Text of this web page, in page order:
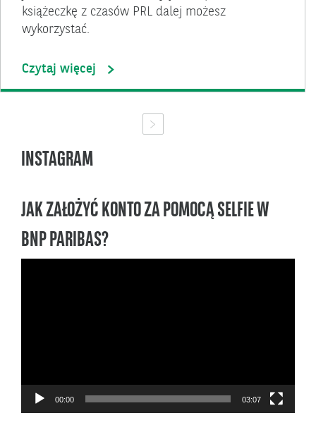
książeczkę z czasów PRL dalej możesz
wykorzystać.
Czytaj więcej
INSTAGRAM
JAK ZAŁOŻYĆ KONTO ZA POMOCĄ SELFIE W
BNP PARIBAS?
00:00 03:07